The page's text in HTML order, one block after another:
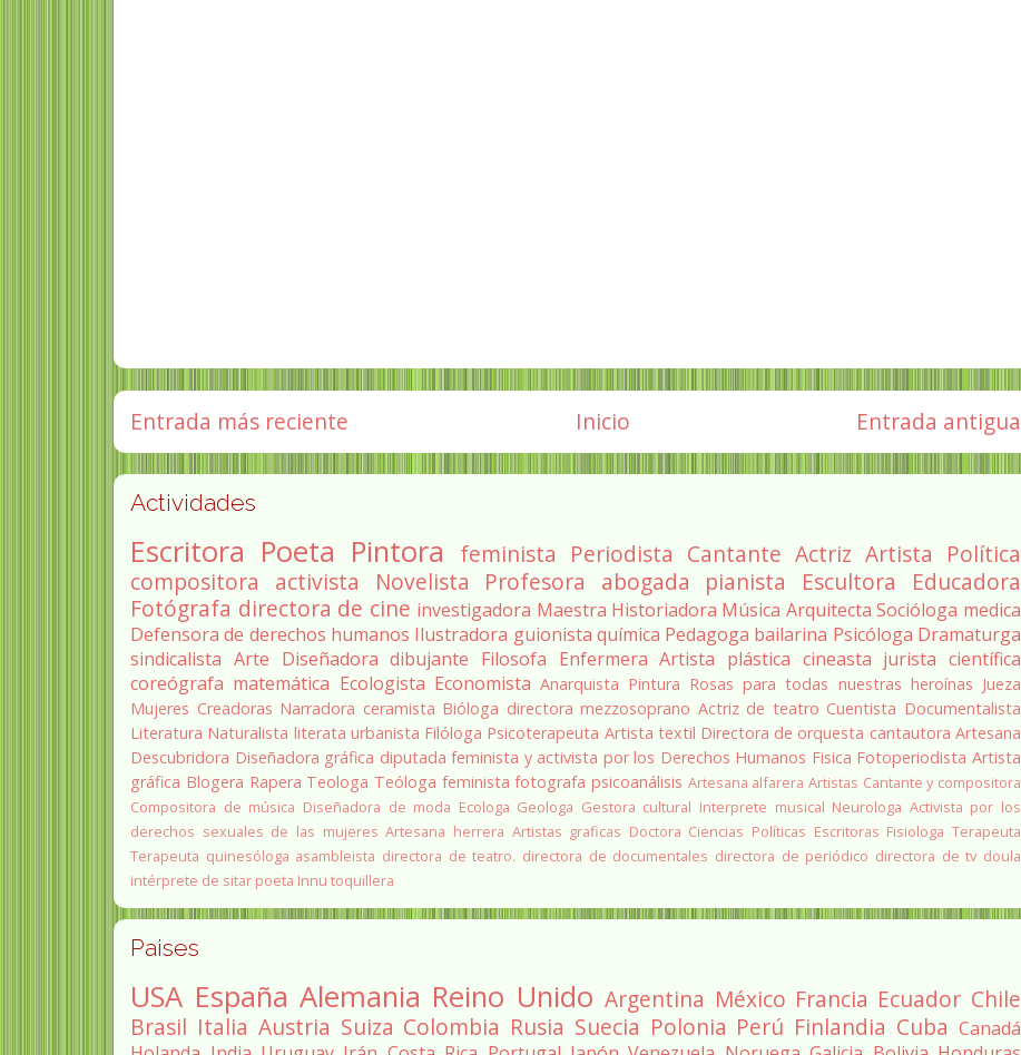
Entrada más reciente Entrada antigua
Inicio
Actividades
Escritora Poeta Pintora feminista Periodista Cantante Actriz Artista Política
compositora
activista Novelista Profesora abogada pianista Escultora
Educadora
Fotógrafa directora de cine investigadora Maestra Historiadora Música Arquitecta Socióloga medica
Defensora de derechos humanos Ilustradora guionista química Pedagoga bailarina Psicóloga Dramaturga
sindicalista Arte Diseñadora dibujante Filosofa Enfermera Artista plástica cineasta jurista científica
coreógrafa matemática Ecologista Economista Anarquista Pintura Rosas para todas nuestras heroínas Jueza
Mujeres Creadoras Narradora ceramista Bióloga directora mezzosoprano Actriz de teatro Cuentista Documentalista
Literatura Naturalista literata urbanista Filóloga Psicoterapeuta Artista textil Directora de orquesta cantautora Artesana
Descubridora Diseñadora gráfica diputada feminista y activista por los Derechos Humanos Fisica Fotoperiodista Artista
gráfica Blogera Rapera Teologa Teóloga feminista fotografa psicoanálisis Artesana alfarera Artistas Cantante y compositora
Compositora de música Diseñadora de moda Ecologa Geologa Gestora cultural Interprete musical Neurologa Activista por los
derechos sexuales de las mujeres Artesana herrera Artistas graficas Doctora Ciencias Políticas Escritoras Fisiologa Terapeuta
Terapeuta quinesóloga asambleista directora de teatro. directora de documentales directora de periódico directora de tv doula
intérprete de sitar poeta Innu toquillera
Paises
USA España Alemania Reino Unido Argentina México Francia Ecuador Chile
Brasil Italia Austria Suiza Colombia Rusia Suecia Polonia Perú Finlandia Cuba Canadá